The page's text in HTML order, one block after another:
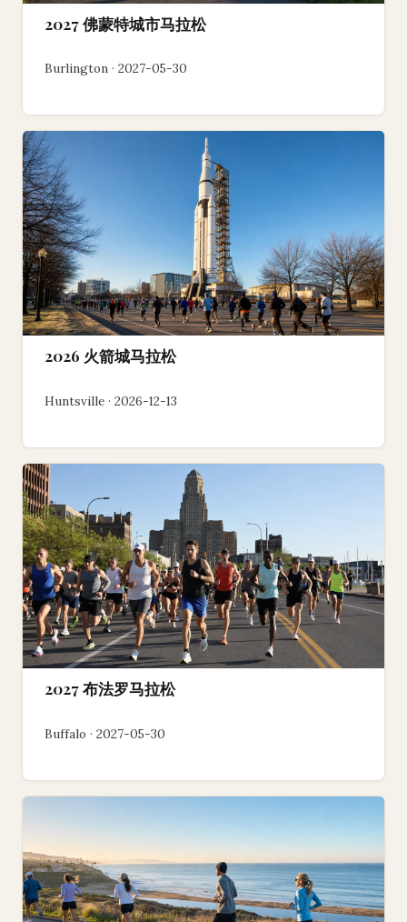
2027 佛蒙特城市马拉松
Burlington · 2027-05-30
2026 火箭城马拉松
Huntsville · 2026-12-13
2027 布法罗马拉松
Buffalo · 2027-05-30